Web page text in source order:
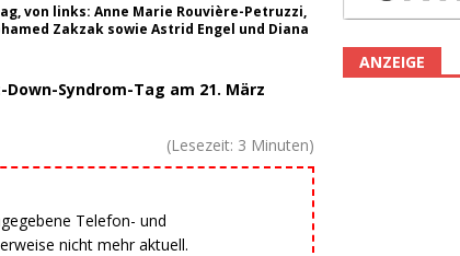
von links: Anne Marie Rouvière-Petruzzi,
Zakzak sowie Astrid Engel und Diana
Syndrom-Tag am 21. März
(Lesezeit: 3 Minuten)
Telefon- und
nicht mehr aktuell.
ANZEIGE